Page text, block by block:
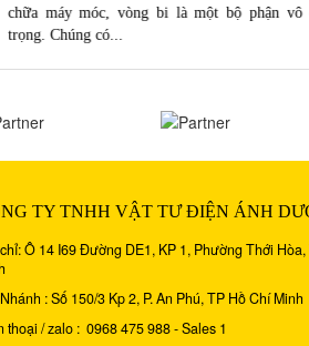
chữa máy móc, vòng bi là một bộ phận vô
trọng. Chúng có...
TY TNHH VẬT TƯ ĐIỆN ÁNH
Ô 14 I69 Đường DE1, KP 1, Phường Thới
: Số 150/3 Kp 2, P. An Phú, TP Hồ Chí Minh
thoại / zalo : 0968 475 988 - Sales 1